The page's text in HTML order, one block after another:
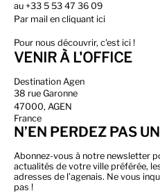
au +33 5 53 47 36 09
Par mail en cliquant ici
Pour nous découvrir, c'est ici !
VENIR À L'OFFICE
Destination Agen
38 rue Garonne
47000, AGEN
France
N’EN PERDEZ PAS
Abonnez-vous à notre newsletter
actualités de votre ville préférée,
adresses de l’agenais. Ne vous
pas !